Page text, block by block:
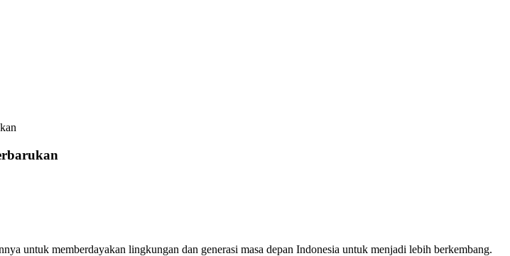
untuk memberdayakan lingkungan dan generasi masa depan Indonesia untuk menjadi lebih berkembang.